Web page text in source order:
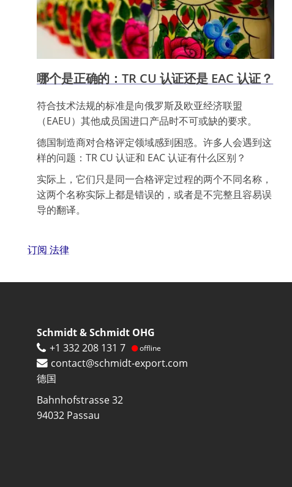
哪个是正确的：TR CU 认证还是 EAC 认证？
符合技术法规的标准是向俄罗斯及欧亚经济联盟
（EAEU）其他成员国进口产品时不可或缺的要求。
德国制造商对合格评定领域感到困惑。许多人会遇到这
样的问题：TR CU 认证和 EAC 认证有什么区别？
实际上，它们只是同一合格评定过程的两个不同名称，
这两个名称实际上都是错误的，或者是不完整且容易误
导的翻译。
订阅 法律
Schmidt & Schmidt OHG
+1 332 208 131 7
offline
contact@schmidt-export.com
德国
Bahnhofstrasse 32
94032 Passau